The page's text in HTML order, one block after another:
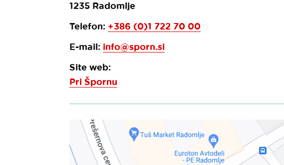
1235 Radomlje
Telefon: +386 (0)1 722 70 00
E-mail: info@sporn.si
Site web:
Pri Špornu